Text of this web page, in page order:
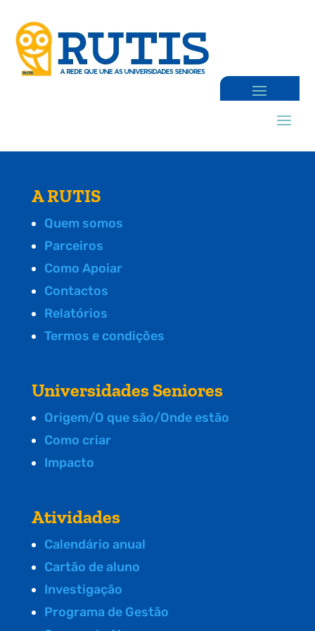
A RUTIS
Quem somos
Parceiros
Como Apoiar
Contactos
Relatórios
Termos e condições
Universidades Seniores
Origem/O que são/Onde estão
Como criar
Impacto
Atividades
Calendário anual
Cartão de aluno
Investigação
Programa de Gestão